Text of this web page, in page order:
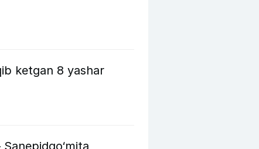
ketgan 8 yashar